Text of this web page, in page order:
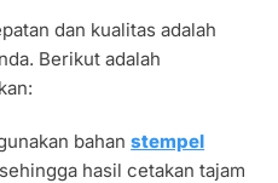
dan kualitas adalah
Berikut adalah
bahanstempel
hasil cetakan tajam